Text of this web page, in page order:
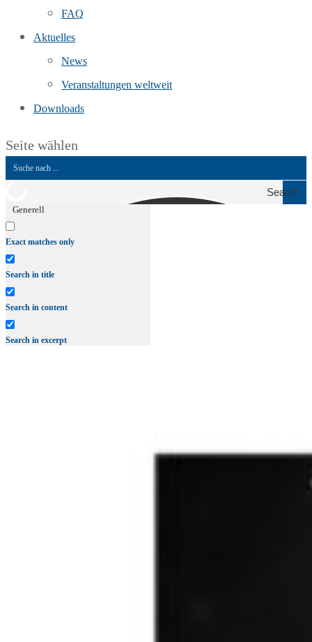
FAQ
Aktuelles
News
Veranstaltungen weltweit
Downloads
Seite wählen
Search
Generell
Exact matches only
Search in title
Search in content
Search in excerpt